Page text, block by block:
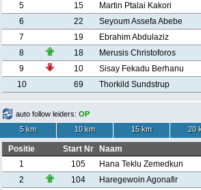
5
15
Martin Ptalai Kakori
6
22
Seyoum Assefa Abebe
7
19
Ebrahim Abdulaziz
8
18
Merusis Christoforos
9
10
Sisay Fekadu Berhanu
10
69 Thorkild Sundstrup
auto follow leiders: OP
5 km
10 km 15 km 20
Positie Start Nr
Naam
1
105
Hana Teklu Zemedkun
2
104
Haregewoin Agonafir